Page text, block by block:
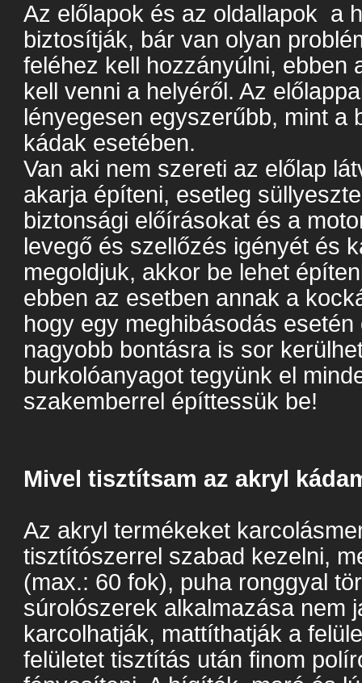
Az előlapok és az oldallapok a
biztosítják, bár van olyan
feléhez kell hozzányúlni, ebben
kell venni a helyéről. Az
lényegesen egyszerűbb, mint a
kádak esetében.
Van aki nem szereti az előlap
akarja építeni, esetleg
biztonsági előírásokat és a
levegő és szellőzés igényét és
megoldjuk, akkor be lehet
ebben az esetben annak a
hogy egy meghibásodás
nagyobb bontásra is sor
burkolóanyagot tegyünk el
szakemberrel építtessük be!
Mivel tisztítsam az akryl
Az akryl termékeket
tisztítószerrel szabad kezelni,
(max.: 60 fok), puha ronggyal
súrolószerek alkalmazása nem
karcolhatják, mattíthatják a
felületet tisztítás után finom